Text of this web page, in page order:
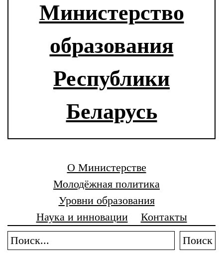
Министерство
образования
Республики
Беларусь
О Министерстве
Молодёжная политика
Уровни образования
Наука и инновации
Контакты
Поиск